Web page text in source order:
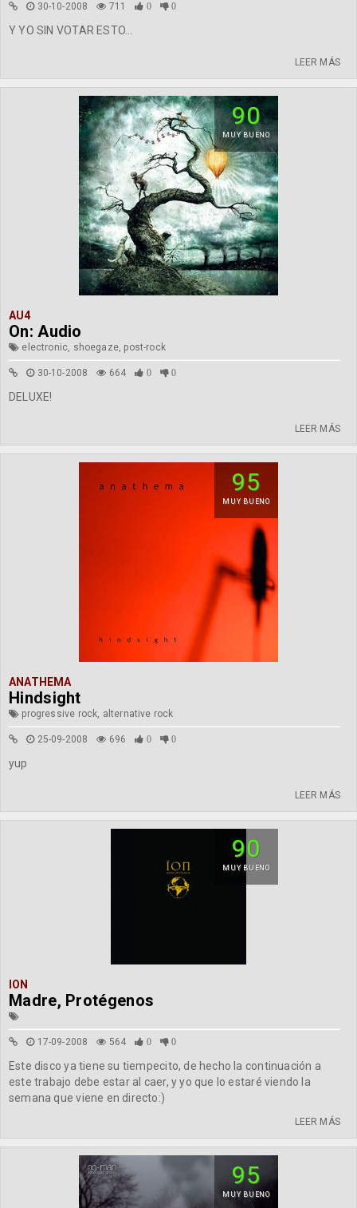
30-10-2008 711 0 0
Y YO SIN VOTAR ESTO...
LEER MÁS
90
MUY BUENO
AU4
On: Audio
electronic, shoegaze, post-rock
30-10-2008 664 0 0
DELUXE!
LEER MÁS
95
MUY BUENO
ANATHEMA
Hindsight
progressive rock, alternative rock
25-09-2008 696 0 0
yup
LEER MÁS
90
MUY BUENO
ION
Madre, Protégenos
17-09-2008 564 0 0
Este disco ya tiene su tiempecito, de hecho la continuación a
este trabajo debe estar al caer, y yo que lo estaré viendo la
semana que viene en directo:)
LEER MÁS
95
MUY BUENO